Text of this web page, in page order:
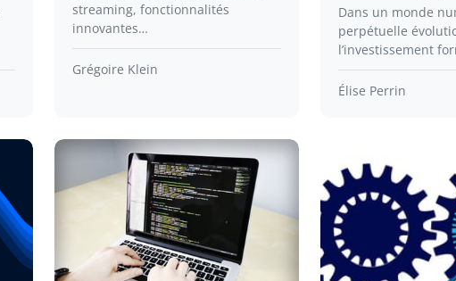
streaming, fonctionnalités
innovantes…
Grégoire Klein
Dans un monde
perpétuelle
l’investissement
Élise Perrin